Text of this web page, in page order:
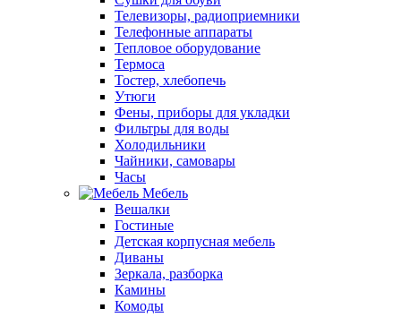
Телевизоры, радиоприемники
Телефонные аппараты
Тепловое оборудование
Термоса
Тостер, хлебопечь
Утюги
Фены, приборы для укладки
Фильтры для воды
Холодильники
Чайники, самовары
Часы
Мебель
Вешалки
Гостиные
Детская корпусная мебель
Диваны
Зеркала, разборка
Камины
Комоды